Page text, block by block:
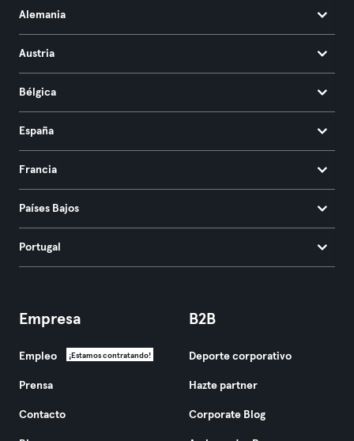
Alemania
Austria
Bélgica
España
Francia
Países Bajos
Portugal
Empresa
Empleo ¡Estamos contratando!
Prensa
Contacto
B2B
Deporte corporativo
Hazte partner
Corporate Blog